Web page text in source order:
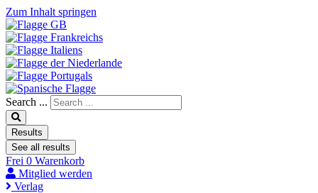
Zum Inhalt springen
Search ...
Results
See all results
Frei 0 Warenkorb
Mitglied werden
Verlag